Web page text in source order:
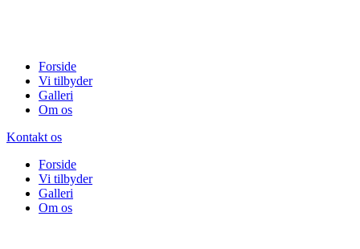
Forside
Vi tilbyder
Galleri
Om os
Kontakt os
Forside
Vi tilbyder
Galleri
Om os